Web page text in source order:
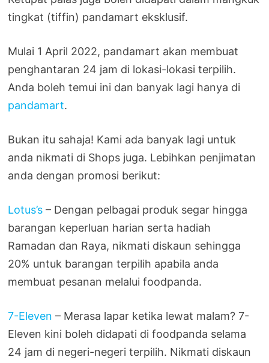
tingkat (tiffin) pandamart eksklusif.
Mulai 1 April 2022, pandamart akan membuat
penghantaran 24 jam di lokasi-lokasi terpilih.
Anda boleh temui ini dan banyak lagi hanya di
pandamart.
Bukan itu sahaja! Kami ada banyak lagi untuk
anda nikmati di Shops juga. Lebihkan penjimatan
anda dengan promosi berikut:
Lotus’s – Dengan pelbagai produk segar hingga
barangan keperluan harian serta hadiah
Ramadan dan Raya, nikmati diskaun sehingga
20% untuk barangan terpilih apabila anda
membuat pesanan melalui foodpanda.
7-Eleven – Merasa lapar ketika lewat malam? 7-
Eleven kini boleh didapati di foodpanda selama
24 jam di negeri-negeri terpilih. Nikmati diskaun